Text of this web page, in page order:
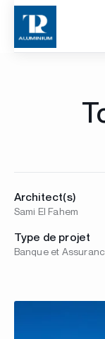
Architect(s)
Sami El Fahem
Type de projet
Banque et